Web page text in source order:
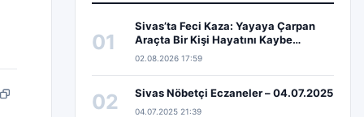
Bağlantıyı kopyala
01
Sivas’ta Feci Kaza: Yayaya Çarpan
Araçta Bir Kişi Hayatını Kaybe…
02.08.2026 17:59
02 Sivas Nöbetçi Eczaneler – 04.07.2025
04.07.2025 21:39